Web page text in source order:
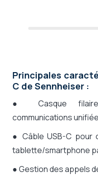
Principales
C de Sennheiser :
● Casque
communications
● Câble USB-C pour
tablette/smartphone
● Gestion des appels